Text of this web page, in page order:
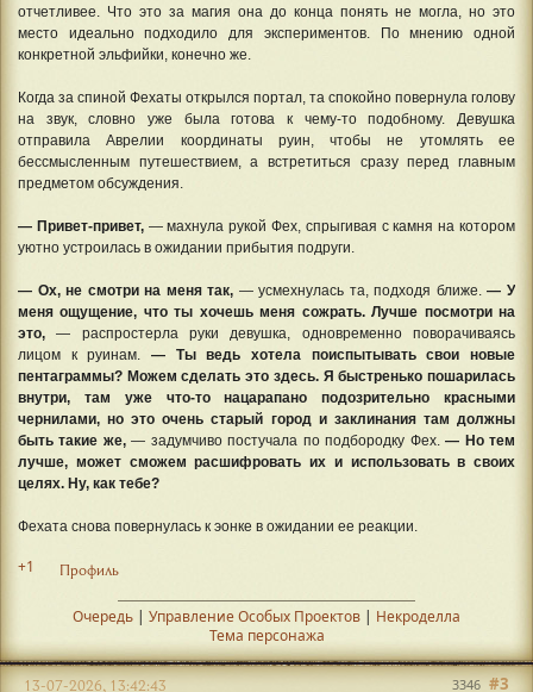
отчетливее. Что это за магия она до конца понять не могла, но это
место идеально подходило для экспериментов. По мнению одной
конкретной эльфийки, конечно же.
Когда за спиной Фехаты открылся портал, та спокойно повернула голову
на звук, словно уже была готова к чему-то подобному. Девушка
отправила Аврелии координаты руин, чтобы не утомлять ее
бессмысленным путешествием, а встретиться сразу перед главным
предметом обсуждения.
— Привет-привет, — махнула рукой Фех, спрыгивая с камня на котором
уютно устроилась в ожидании прибытия подруги.
— Ох, не смотри на меня так, — усмехнулась та, подходя ближе.— У
меня ощущение, что ты хочешь меня сожрать. Лучше посмотри на
это,— распростерла руки девушка, одновременно поворачиваясь
лицом к руинам. — Ты ведь хотела поиспытывать свои новые
пентаграммы? Можем сделать это здесь. Я быстренько пошарилась
внутри, там уже что-то нацарапано подозрительно красными
чернилами, но это очень старый город и заклинания там должны
быть такие же,— задумчиво постучала по подбородку Фех.— Но тем
лучше, может сможем расшифровать их и использовать в своих
целях. Ну, как тебе?
Фехата снова повернулась к эонке в ожидании ее реакции.
+1 Профиль
Очередь | Управление Особых Проектов | Некроделла
Тема персонажа
#3
13-07-2026, 13:42:43 3346